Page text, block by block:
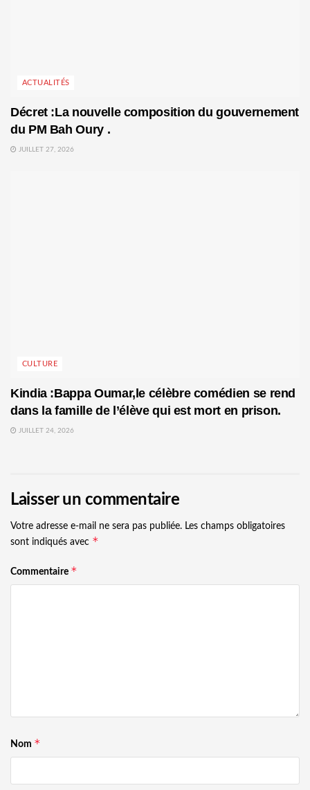
ACTUALITÉS
Décret :La nouvelle composition du gouvernement
du PM Bah Oury .
JUILLET 27, 2026
CULTURE
Kindia :Bappa Oumar,le célèbre comédien se rend
dans la famille de l’élève qui est mort en prison.
JUILLET 24, 2026
Laisser un commentaire
Votre adresse e-mail ne sera pas publiée. Les champs obligatoires
sont indiqués avec *
Commentaire *
Nom *